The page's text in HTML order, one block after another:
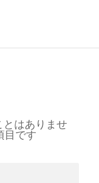
とはありませ
目です